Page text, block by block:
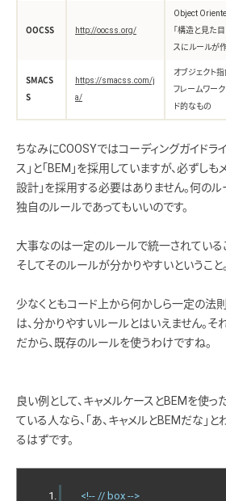
OOCSS http://oocss.org/
Object Oriented
「構造と見た
スにルールが
SMACS
S
https://smacss.com/j
a/
オブジェクト
フレームワー
ド的なもの
ちなみにCOOSYではコーディングガイドラ
ス」と「BEM」を採用していますが、必ずしも
設計」を採用する必要はありません。何の
独自のルールであってもいいのです。
大事なのは一定のルールで統一されている
そしてそのルールが分かりやすいということ。
少なくともコード上から何かしら一定の法
は、分かりやすいルールとはいえません。
だから、既存のルールを使うわけですね。
良い例として、キャメルケースとBEMを使っ
ている人なら、「あ、キャメルとBEMだな」
るはずです。
<!-- // box -->